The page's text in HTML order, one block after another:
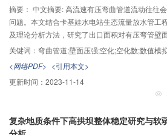
摘要： 中文摘要: 高流速有压弯曲管道流动往往
问题。本文结合卡基娃水电站生态流量放水管工
及理论分析方法，研究了出口面积对有压弯管壁
验结果表明：出口面积较大时，弯管内存在较大
水流空化数小于初生空化数；当出口面积缩小
位下，弯管内水流空化数增大了2~4倍，弯管在
空化数；基于能量方程，建立了有压弯管水流空
关键词： 弯曲管道;壁面压强;空化;空化数;数值模
<网络PDF> <引用本文>
更新时间： 2023-11-14
复杂地质条件下高拱坝整体稳定研究与软